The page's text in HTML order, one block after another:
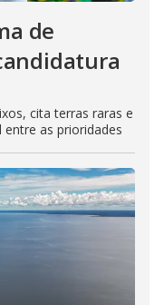
de
cita terras raras e
as prioridades